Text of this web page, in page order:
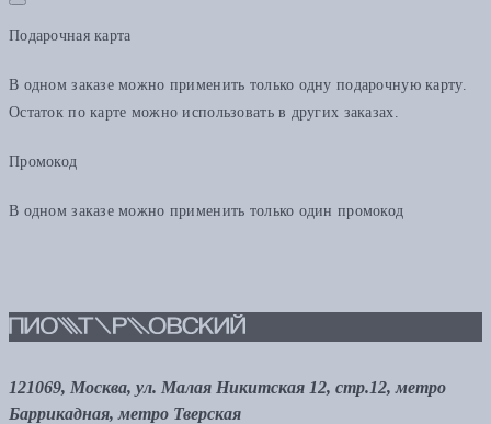
Подарочная карта
В одном заказе можно применить только одну подарочную карту.
Остаток по карте можно использовать в других заказах.
Промокод
В одном заказе можно применить только один промокод
121069, Москва, ул. Малая Никитская 12, стр.12, метро
Баррикадная, метро Тверская